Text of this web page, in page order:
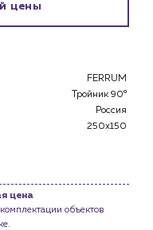
цены
FERRUM
Тройник 90°
Россия
250x150
цена
объектов